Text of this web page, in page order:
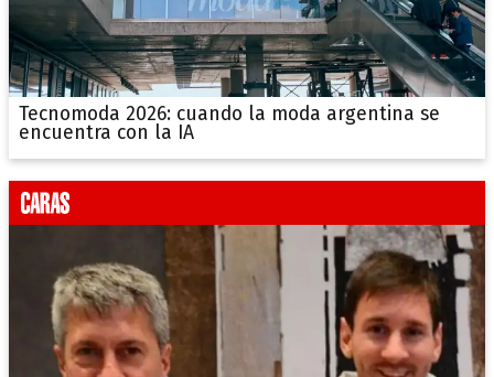
Tecnomoda 2026: cuando la moda argentina se
encuentra con la IA